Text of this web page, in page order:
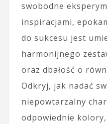
swobodne
inspiracjami,
do sukcesu jest
harmonijnego
oraz dbałość o
Odkryj, jak nadać
niepowtarzalny
odpowiednie